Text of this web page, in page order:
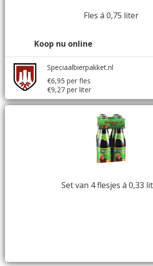
Fles á 0,75 liter
Koop nu online
Speciaalbierpakket.nl
€6,95 per fles
€9,27 per liter
Set van 4 flesjes á 0,33